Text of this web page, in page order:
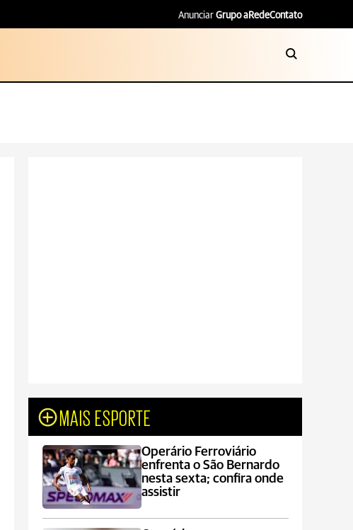
Anunciar Grupo aRedeContato
MAIS ESPORTE
Operário Ferroviário
enfrenta o São Bernardo
nesta sexta; confira onde
assistir